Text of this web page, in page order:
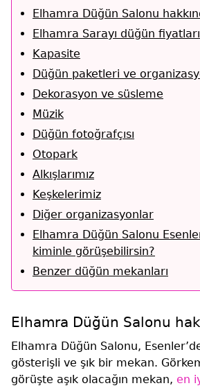
Elhamra Düğün Salonu
Elhamra Sarayı düğün fiyatları
Kapasite
Düğün paketleri ve
Dekorasyon ve süsleme
Müzik
Düğün fotoğrafçısı
Otopark
Alkışlarımız
Keşkelerimiz
Diğer organizasyonlar
Elhamra Düğün Salonu
kiminle görüşebilirsin?
Benzer düğün mekanları
Elhamra Düğün Salonu
Elhamra Düğün Salonu,
gösterişli ve şık bir mekan.
görüşte aşık olacağın mekan, en